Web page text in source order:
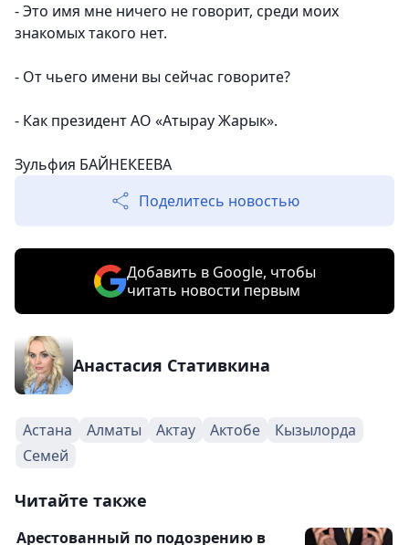
- Это имя мне ничего не говорит, среди моих
знакомых такого нет.
- От чьего имени вы сейчас говорите?
- Как президент АО «Атырау Жарык».
Зульфия БАЙНЕКЕЕВА
Поделитесь новостью
Добавить в Google, чтобы
читать новости первым
Анастасия Стативкина
Астана Алматы Актау Актобе
Кызылорда
Семей
Читайте также
Арестованный по подозрению в